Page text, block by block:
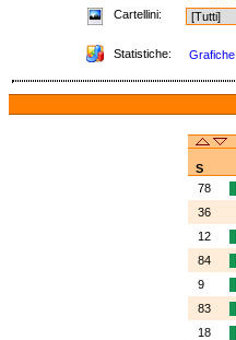
Cartellini:
Statistiche: Grafiche
S
78
36
12
84
9
83
18